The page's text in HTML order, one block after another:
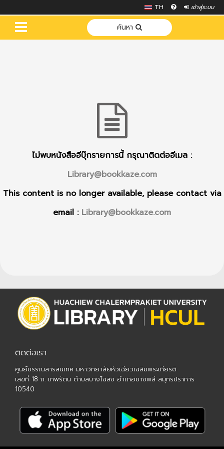
TH เข้าสู่ระบบ
ค้นหา
ไม่พบหนังสืออีบุ๊กรายการนี้ กรุณาติดต่ออีเมล :
Library@bookkaze.com
This content is no longer available, please contact via
email : Library@bookkaze.com
ติดต่อเรา
ศูนย์บรรณสารสนเทศ มหาวิทยาลัยหัวเฉียวเฉลิมพระเกียรติ
เลขที่ 18 ถ. เทพรัตน ตำบลบางโฉลง อำเภอบางพลี สมุทรปราการ
10540